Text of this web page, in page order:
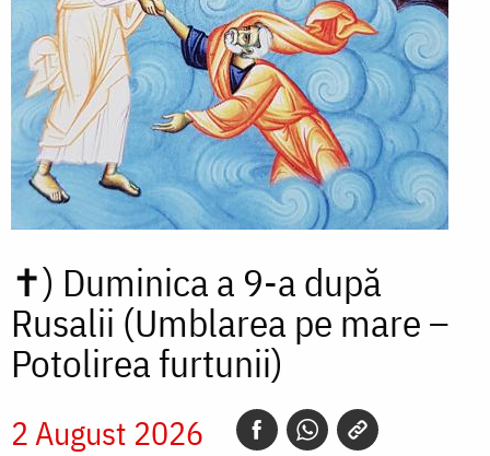
✝) Duminica a 9-a după
Rusalii (Umblarea pe mare –
Potolirea furtunii)
2 August 2026